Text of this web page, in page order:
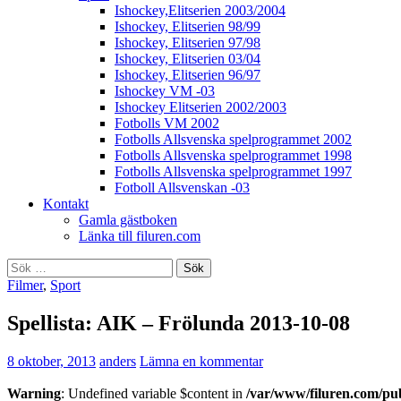
Ishockey,Elitserien 2003/2004
Ishockey, Elitserien 98/99
Ishockey, Elitserien 97/98
Ishockey, Elitserien 03/04
Ishockey, Elitserien 96/97
Ishockey VM -03
Ishockey Elitserien 2002/2003
Fotbolls VM 2002
Fotbolls Allsvenska spelprogrammet 2002
Fotbolls Allsvenska spelprogrammet 1998
Fotbolls Allsvenska spelprogrammet 1997
Fotboll Allsvenskan -03
Kontakt
Gamla gästboken
Länka till filuren.com
Sök
efter:
Filmer, Sport
Spellista: AIK – Frölunda 2013-10-08
8 oktober, 2013 anders Lämna en kommentar
Warning: Undefined variable $content in /var/www/filuren.com/